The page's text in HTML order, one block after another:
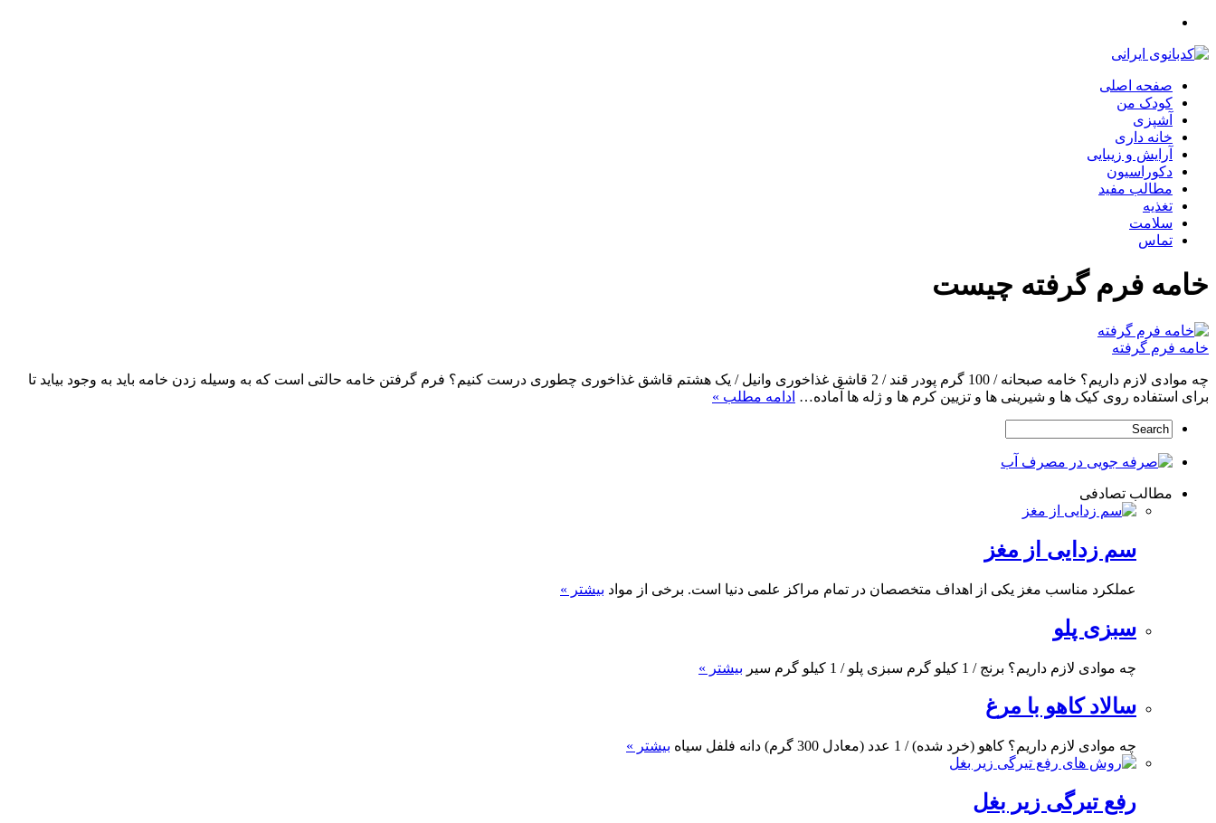
صفحه اصلی
کودک من
آشپزی
خانه داری
آرایش و زیبایی
دکوراسیون
مطالب مفید
تغذیه
سلامت
تماس
خامه فرم گرفته چیست
خامه فرم گرفته
چه موادی لازم داریم؟ خامه صبحانه / 100 گرم پودر قند / 2 قاشق غذاخوری وانیل / یک هشتم قاشق غذاخوری چطوری درست کنیم؟ فرم گرفتن خامه حالتی است که به وسیله زدن خامه باید به وجود بیاید تا
برای استفاده روی کیک ها و شیرینی ها و تزیین کرم ها و ژله ها آماده… ادامه مطلب »
مطالب تصادفی
سم زدایی از مغز
عملکرد مناسب مغز یکی از اهداف متخصصان در تمام مراکز علمی دنیا است. برخی از مواد بیشتر »
سبزی پلو
چه موادی لازم داریم؟ برنج / 1 کیلو گرم سبزی پلو / 1 کیلو گرم سیر بیشتر »
سالاد کاهو با مرغ
چه موادی لازم داریم؟ کاهو (خرد شده) / 1 عدد (معادل 300 گرم) دانه فلفل سیاه بیشتر »
رفع تیرگی زیر بغل